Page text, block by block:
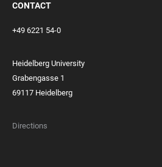
CONTACT
+49 6221 54-0
Heidelberg University
Grabengasse 1
69117 Heidelberg
Directions